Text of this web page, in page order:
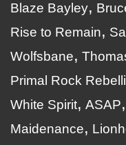
Blaze Bayley
Rise to Remain
Wolfsbane
Primal Rock
White Spirit ASAP
Maidenance